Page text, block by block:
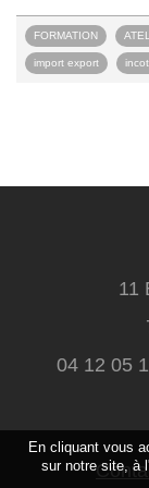
FORMATION
import export
11
04 12 05
En cliquant vous
sur notre site, à